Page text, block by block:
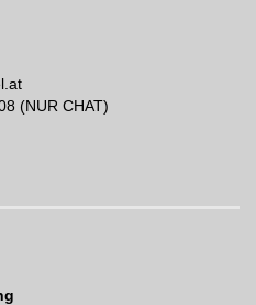
(NUR CHAT)